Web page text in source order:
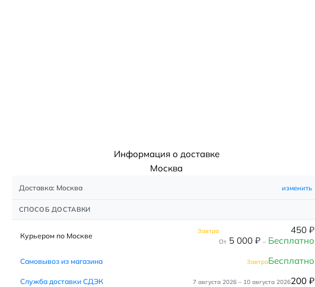
Информация о доставке
Москва
Доставка: Москва изменить
СПОСОБ ДОСТАВКИ
Курьером по Москве Завтра 450 ₽
От 5 000 ₽ – Бесплатно
Самовывоз из магазина ЗавтраБесплатно
Служба доставки СДЭК 7 августа 2026 – 10 августа 2026200 ₽